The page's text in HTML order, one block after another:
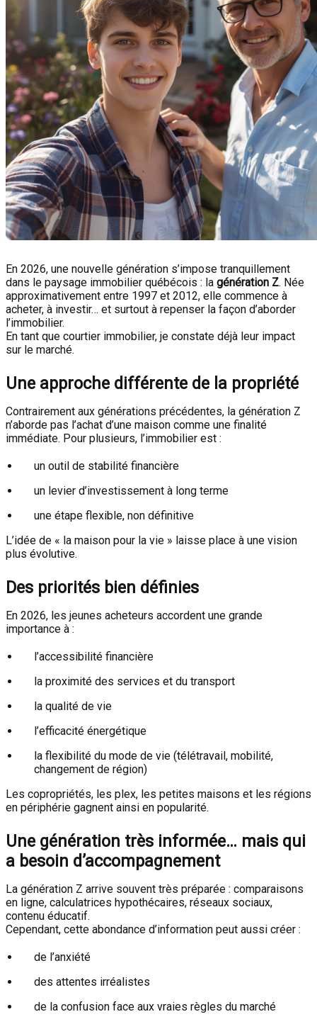
En 2026, une nouvelle génération s’impose tranquillement
dans le paysage immobilier québécois : la génération Z. Née
approximativement entre 1997 et 2012, elle commence à
acheter, à investir… et surtout à repenser la façon d’aborder
l’immobilier.
En tant que courtier immobilier, je constate déjà leur impact
sur le marché.
Une approche différente de la propriété
Contrairement aux générations précédentes, la génération Z
n’aborde pas l’achat d’une maison comme une finalité
immédiate. Pour plusieurs, l’immobilier est :
un outil de stabilité financière
un levier d’investissement à long terme
une étape flexible, non définitive
L’idée de « la maison pour la vie » laisse place à une vision
plus évolutive.
Des priorités bien définies
En 2026, les jeunes acheteurs accordent une grande
importance à :
l’accessibilité financière
la proximité des services et du transport
la qualité de vie
l’efficacité énergétique
la flexibilité du mode de vie (télétravail, mobilité,
changement de région)
Les copropriétés, les plex, les petites maisons et les régions
en périphérie gagnent ainsi en popularité.
Une génération très informée… mais qui
a besoin d’accompagnement
La génération Z arrive souvent très préparée : comparaisons
en ligne, calculatrices hypothécaires, réseaux sociaux,
contenu éducatif.
Cependant, cette abondance d’information peut aussi créer :
de l’anxiété
des attentes irréalistes
de la confusion face aux vraies règles du marché